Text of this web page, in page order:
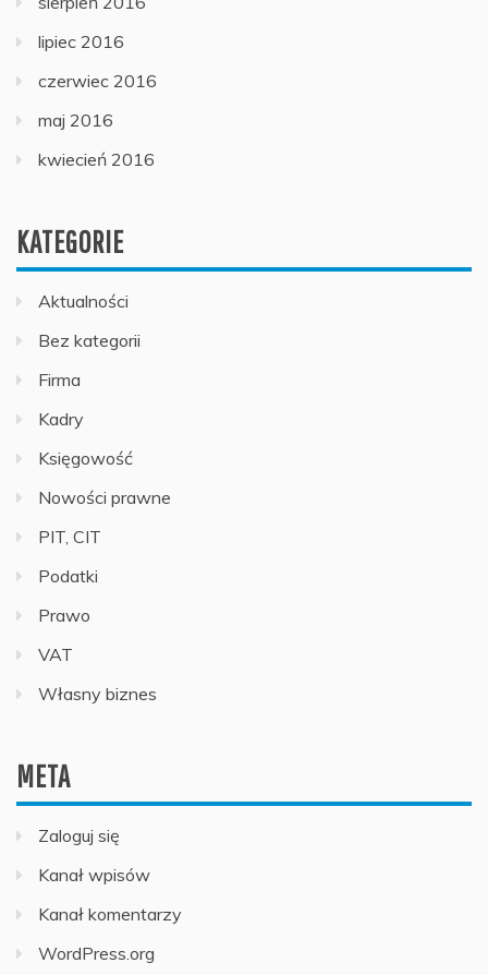
lipiec 2016
czerwiec 2016
maj 2016
kwiecień 2016
KATEGORIE
Aktualności
Bez kategorii
Firma
Kadry
Księgowość
Nowości prawne
PIT, CIT
Podatki
Prawo
VAT
Własny biznes
META
Zaloguj się
Kanał wpisów
Kanał komentarzy
WordPress.org